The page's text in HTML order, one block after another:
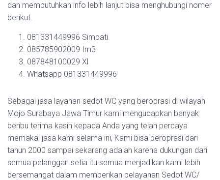
dan membutuhkan info lebih lanjut bisa menghubungi nomer
berikut.
081331449996 Simpati
085785902009 Im3
087848100029 Xl
Whatsapp 081331449996
Sebagai jasa layanan sedot WC yang beroprasi di wilayah
Mojo Surabaya Jawa Timur kami mengucapkan banyak
beribu terima kasih kepada Anda yang telah percaya
memakai jasa kami selama ini, Kami bisa beroprasi dari
tahun 2000 sampai sekarang adalah karena dukungan dari
semua pelanggan setia itu semua menjadikan kami lebih
bersemangat dalam memberikan pelayanan Sedot WC/